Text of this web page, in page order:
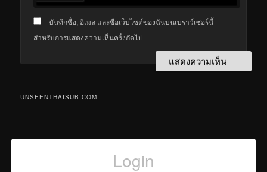
บันทึกชื่อ, อีเมล และชื่อเว็บไซต์ของฉันบนเบราว์เซอร์นี้
สำหรับการแสดงความเห็นครั้งถัดไป
UNSEENTHAISUB.COM
Login